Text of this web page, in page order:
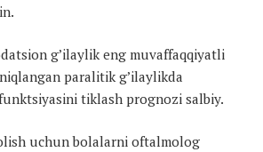
g’ilaylik eng muvaffaqqiyatli
paralitik g’ilaylikda
tiklash prognozi salbiy.
uchun bolalarni oftalmolog